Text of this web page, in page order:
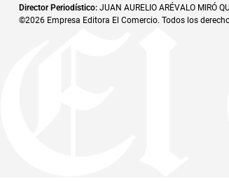
Director Periodístico: JUAN AURELIO ARÉVALO MIRÓ
©2026 Empresa Editora El Comercio. Todos los